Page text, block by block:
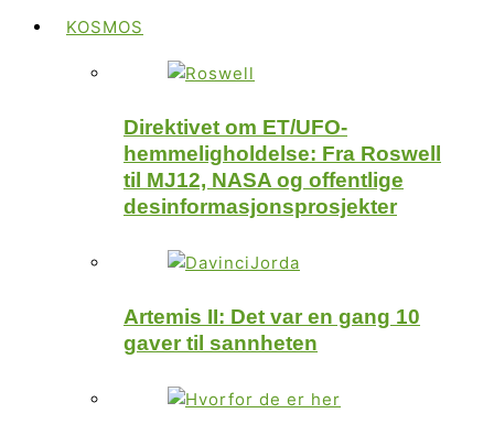
KOSMOS
Direktivet om ET/UFO-
hemmeligholdelse: Fra Roswell
til MJ12, NASA og offentlige
desinformasjonsprosjekter
Artemis II: Det var en gang 10
gaver til sannheten